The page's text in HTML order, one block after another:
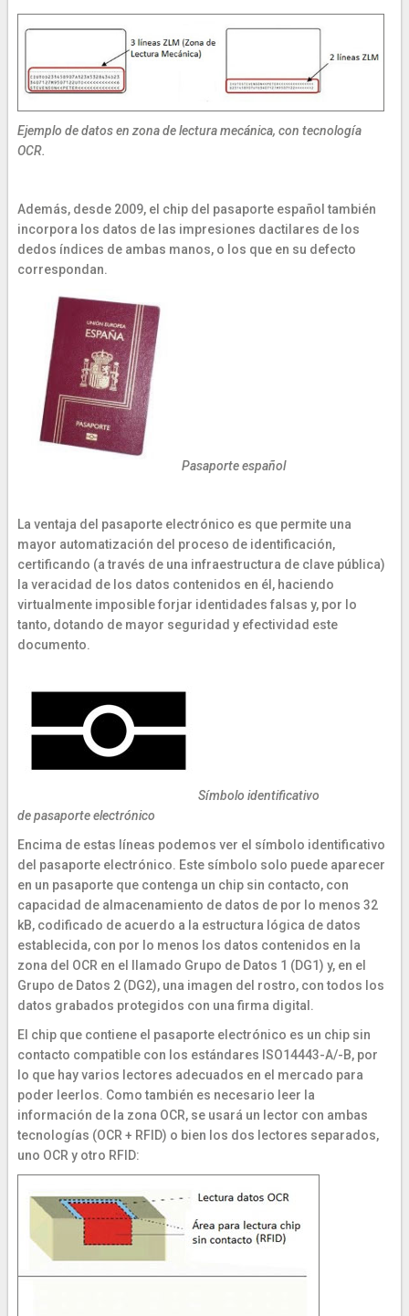
Ejemplo de datos en zona de lectura mecánica, con tecnología
OCR.
Además, desde 2009, el chip del pasaporte español también
incorpora los datos de las impresiones dactilares de los
dedos índices de ambas manos, o los que en su defecto
correspondan.
Pasaporte español
La ventaja del pasaporte electrónico es que permite una
mayor automatización del proceso de identificación,
certificando (a través de una infraestructura de clave pública)
la veracidad de los datos contenidos en él, haciendo
virtualmente imposible forjar identidades falsas y, por lo
tanto, dotando de mayor seguridad y efectividad este
documento.
Símbolo identificativo
depasaporte electrónico
Encima de estas líneas podemos ver el símbolo identificativo
del pasaporte electrónico. Este símbolo solo puede aparecer
en un pasaporte que contenga un chip sin contacto, con
capacidad de almacenamiento de datos de por lo menos 32
kB, codificado de acuerdo a la estructura lógica de datos
establecida, con por lo menos los datos contenidos en la
zona del OCR en el llamado Grupo de Datos 1 (DG1) y, en el
Grupo de Datos 2 (DG2), una imagen del rostro, con todos los
datos grabados protegidos con una firma digital.
El chip que contiene el pasaporte electrónico es un chip sin
contacto compatible con los estándares ISO14443-A/-B, por
lo que hay varios lectores adecuados en el mercado para
poder leerlos. Como también es necesario leer la
información de la zona OCR, se usará un lector con ambas
tecnologías (OCR + RFID) o bien los dos lectores separados,
uno OCR y otro RFID: